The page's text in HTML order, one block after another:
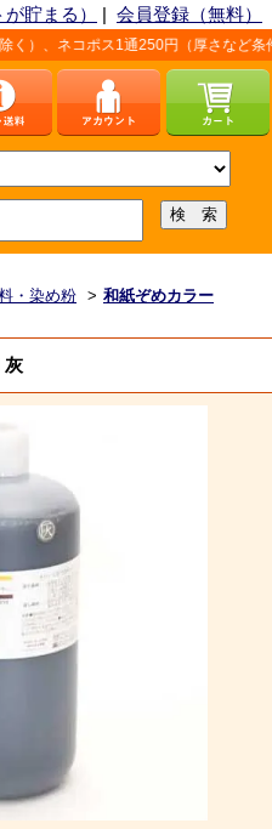
貯まる） | 会員登録（無料）
ス1通250円（厚さなど条件あり）。
・染め粉 > 和紙ぞめカラー
灰